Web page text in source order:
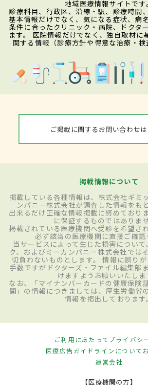
地域医療情報サイトです。
診療科目、行政区、沿線・駅、診療時間
基本情報だけでなく、気になる症状、病
条件に合ったクリニック・病院、ドクタ
ます。 医院情報だけでなく、独自取材に
関する情報（診療方針や得意な治療・検
ご掲載に関するお問い合わせ
掲載情報について
掲載している各種情報は、株式会社ギミ
ンパニー株式会社が調査した情報をも
出来るだけ正確な情報掲載に努めており
に保証するものではありませ
掲載されている医療機関へ受診を希望さ
必ず該当の医療機関に直接ご確認
当サービスによって生じた損害について
ク、およびミーカンパニー株式会社では
切負わないものとします。 情報に誤り
手数ですがドクターズ・ファイル編集部
けますようお願いいたしま
なお、「マイナンバーカードの健康保険
関」の情報につきましては、厚生労働省
情報を掲出しております。
ご利用にあたってプライバシ
医療広告ガイドラインについて
運営会社
【医療機関の方】